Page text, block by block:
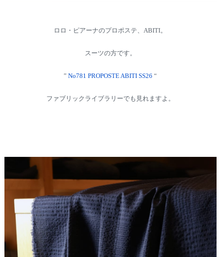
ロロ・ピアーナのプロポステ、ABITI。
スーツの方です。
”No781 PROPOSTE ABITI SS26 “
ファブリックライブラリーでも見れますよ。